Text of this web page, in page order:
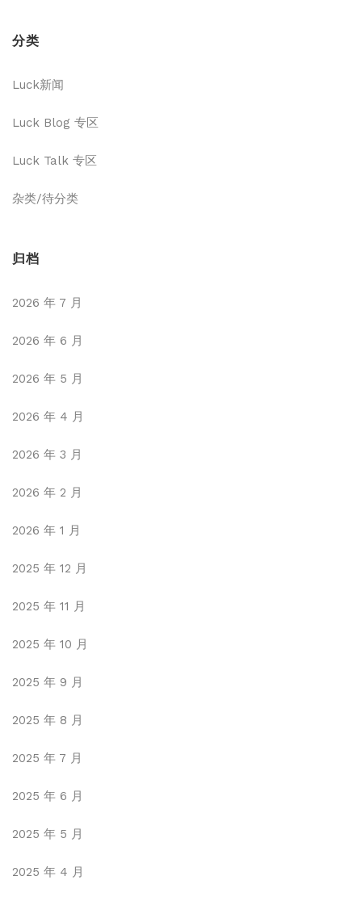
分类
Luck新闻
Luck Blog 专区
Luck Talk 专区
杂类/待分类
归档
2026 年 7 月
2026 年 6 月
2026 年 5 月
2026 年 4 月
2026 年 3 月
2026 年 2 月
2026 年 1 月
2025 年 12 月
2025 年 11 月
2025 年 10 月
2025 年 9 月
2025 年 8 月
2025 年 7 月
2025 年 6 月
2025 年 5 月
2025 年 4 月